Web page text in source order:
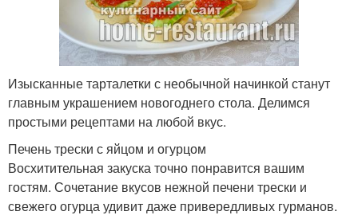
Изысканные тарталетки с необычной начинкой станут
главным украшением новогоднего стола. Делимся
простыми рецептами на любой вкус.
Печень трески с яйцом и огурцом
Восхитительная закуска точно понравится вашим
гостям. Сочетание вкусов нежной печени трески и
свежего огурца удивит даже привередливых гурманов.